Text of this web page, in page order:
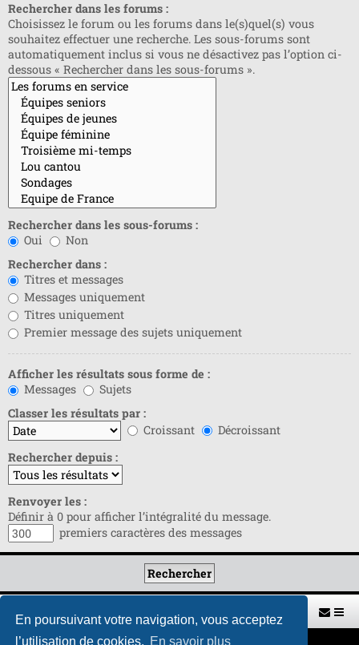
En poursuivant votre navigation, vous acceptez
l’utilisation de cookies. En savoir plus
Rechercher dans les forums :
Choisissez le forum ou les forums dans le(s)quel(s) vous
souhaitez effectuer une recherche. Les sous-forums sont
automatiquement inclus si vous ne désactivez pas l’option ci-
dessous « Rechercher dans les sous-forums ».
Rechercher dans les sous-forums :
Oui
Non
Rechercher dans :
Titres et messages
Messages uniquement
Titres uniquement
Premier message des sujets uniquement
Afficher les résultats sous forme de :
Messages
Sujets
Classer les résultats par :
Croissant
Décroissant
Rechercher depuis :
Renvoyer les :
Définir à 0 pour afficher l’intégralité du message.
premiers caractères des messages
Retour vers le site U.A.G.R. Index du forum